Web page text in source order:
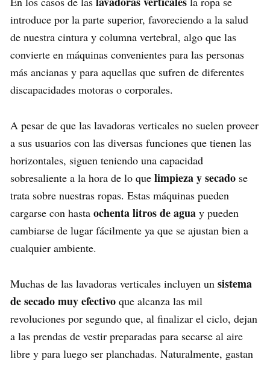
introduce por la parte superior, favoreciendo a la salud
de nuestra cintura y columna vertebral, algo que las
convierte en máquinas convenientes para las personas
más ancianas y para aquellas que sufren de diferentes
discapacidades motoras o corporales.
A pesar de que las lavadoras verticales no suelen proveer
a sus usuarios con las diversas funciones que tienen las
horizontales, siguen teniendo una capacidad
sobresaliente a la hora de lo que limpieza y secado se
trata sobre nuestras ropas. Estas máquinas pueden
cargarse con hasta ochenta litros de agua y pueden
cambiarse de lugar fácilmente ya que se ajustan bien a
cualquier ambiente.
Muchas de las lavadoras verticales incluyen un sistema
de secado muy efectivo que alcanza las mil
revoluciones por segundo que, al finalizar el ciclo, dejan
a las prendas de vestir preparadas para secarse al aire
libre y para luego ser planchadas. Naturalmente, gastan